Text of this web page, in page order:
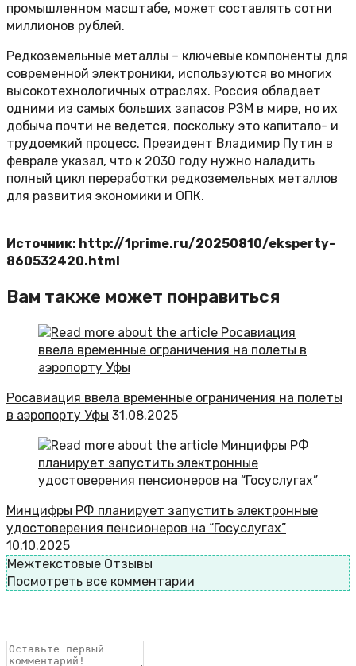
промышленном масштабе, может составлять сотни
миллионов рублей.
Редкоземельные металлы – ключевые компоненты для
современной электроники, используются во многих
высокотехнологичных отраслях. Россия обладает
одними из самых больших запасов РЗМ в мире, но их
добыча почти не ведется, поскольку это капитало- и
трудоемкий процесс. Президент Владимир Путин в
феврале указал, что к 2030 году нужно наладить
полный цикл переработки редкоземельных металлов
для развития экономики и ОПК.
Источник: http://1prime.ru/20250810/eksperty-
860532420.html
Вам также может понравиться
Росавиация ввела временные ограничения на полеты
в аэропорту Уфы 31.08.2025
Минцифры РФ планирует запустить электронные
удостоверения пенсионеров на “Госуслугах”
10.10.2025
Межтекстовые Отзывы
Посмотреть все комментарии